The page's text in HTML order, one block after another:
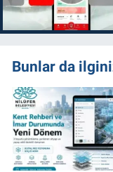
Bunlar da